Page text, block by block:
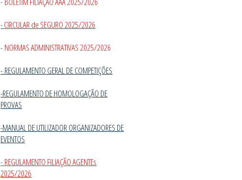
- CIRCULAR de SEGURO 2025/2026
- NORMAS ADMINISTRATIVAS 2025/2026
- REGULAMENTO GERAL DE COMPETIÇÕES
-REGULAMENTO DE HOMOLOGAÇÃO DE
PROVAS
-MANUAL DE UTILIZADOR ORGANIZADORES DE
EVENTOS
- REGULAMENTO FILIAÇÃO AGENTEs
2025/2026